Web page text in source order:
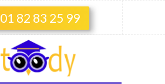
01 82 83 25 99